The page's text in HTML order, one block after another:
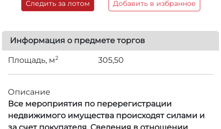
Следить за лотом Добавить в избранное
Информация о предмете торгов
Площадь, м2 305,50
Описание
Все мероприятия по перерегистрации
недвижимого имущества происходят силами и
за счет покупателя. Сведения в отношении